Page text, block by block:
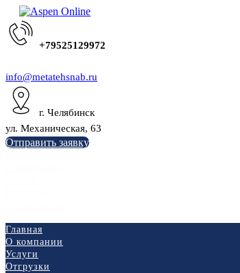
+79525129972
info@metatehsnab.ru
г. Челябинск
ул. Механическая, 63
Отправить заявку
Главная
О компании
Услуги
Отгрузки